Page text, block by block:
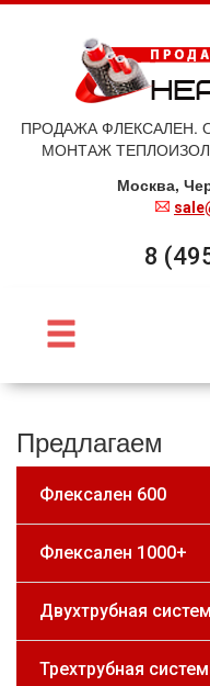
ПРОДАЖА ФЛЕКСАЛЕН.
МОНТАЖ
Москва,
8
Предлагаем
Флексален 600
Флексален 1000+
Двухтрубная
Трехтрубная